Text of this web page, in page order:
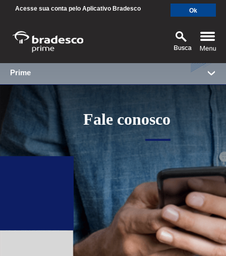
Prime
MAIS BUSCADOS
SEPARAMOS PARA VOCÊ
Fale conosco
Acesse sua conta pelo Aplicativo Bradesco Ok